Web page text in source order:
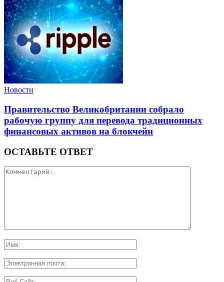
Новости
Правительство Великобритании собрало
рабочую группу для перевода традиционных
финансовых активов на блокчейн
ОСТАВЬТЕ ОТВЕТ